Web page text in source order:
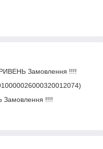
Замовлення !!!!
Замовлення !!!!